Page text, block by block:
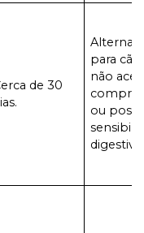
de 30
para
não
ou